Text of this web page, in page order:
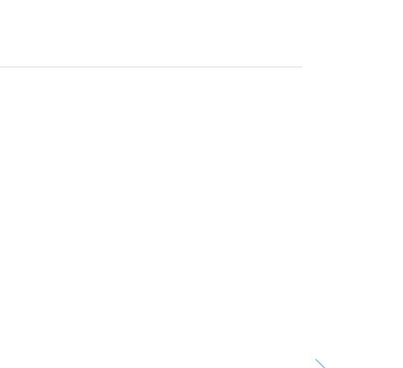
P310 - P320 - P405 - P501a